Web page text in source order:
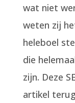
wat niet
weten zij
heleboel
die
zijn. Deze
artikel